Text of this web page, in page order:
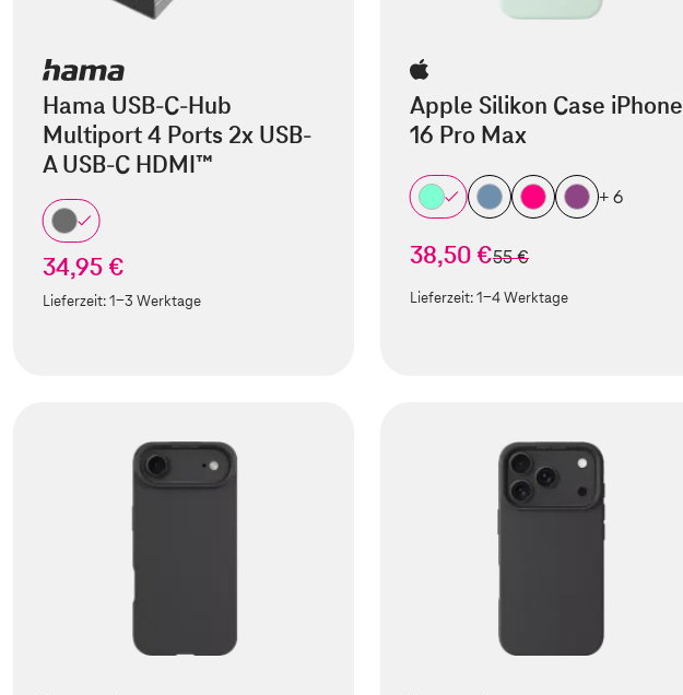
Hama USB-C-Hub
Multiport 4 Ports 2x USB-
A USB-C HDMI™
34,95 €
Lieferzeit:1-3 Werktage
Apple Silikon Case iPhone
16 Pro Max
+ 6
38,50 €statt
55 €
Lieferzeit:1-4 Werktage